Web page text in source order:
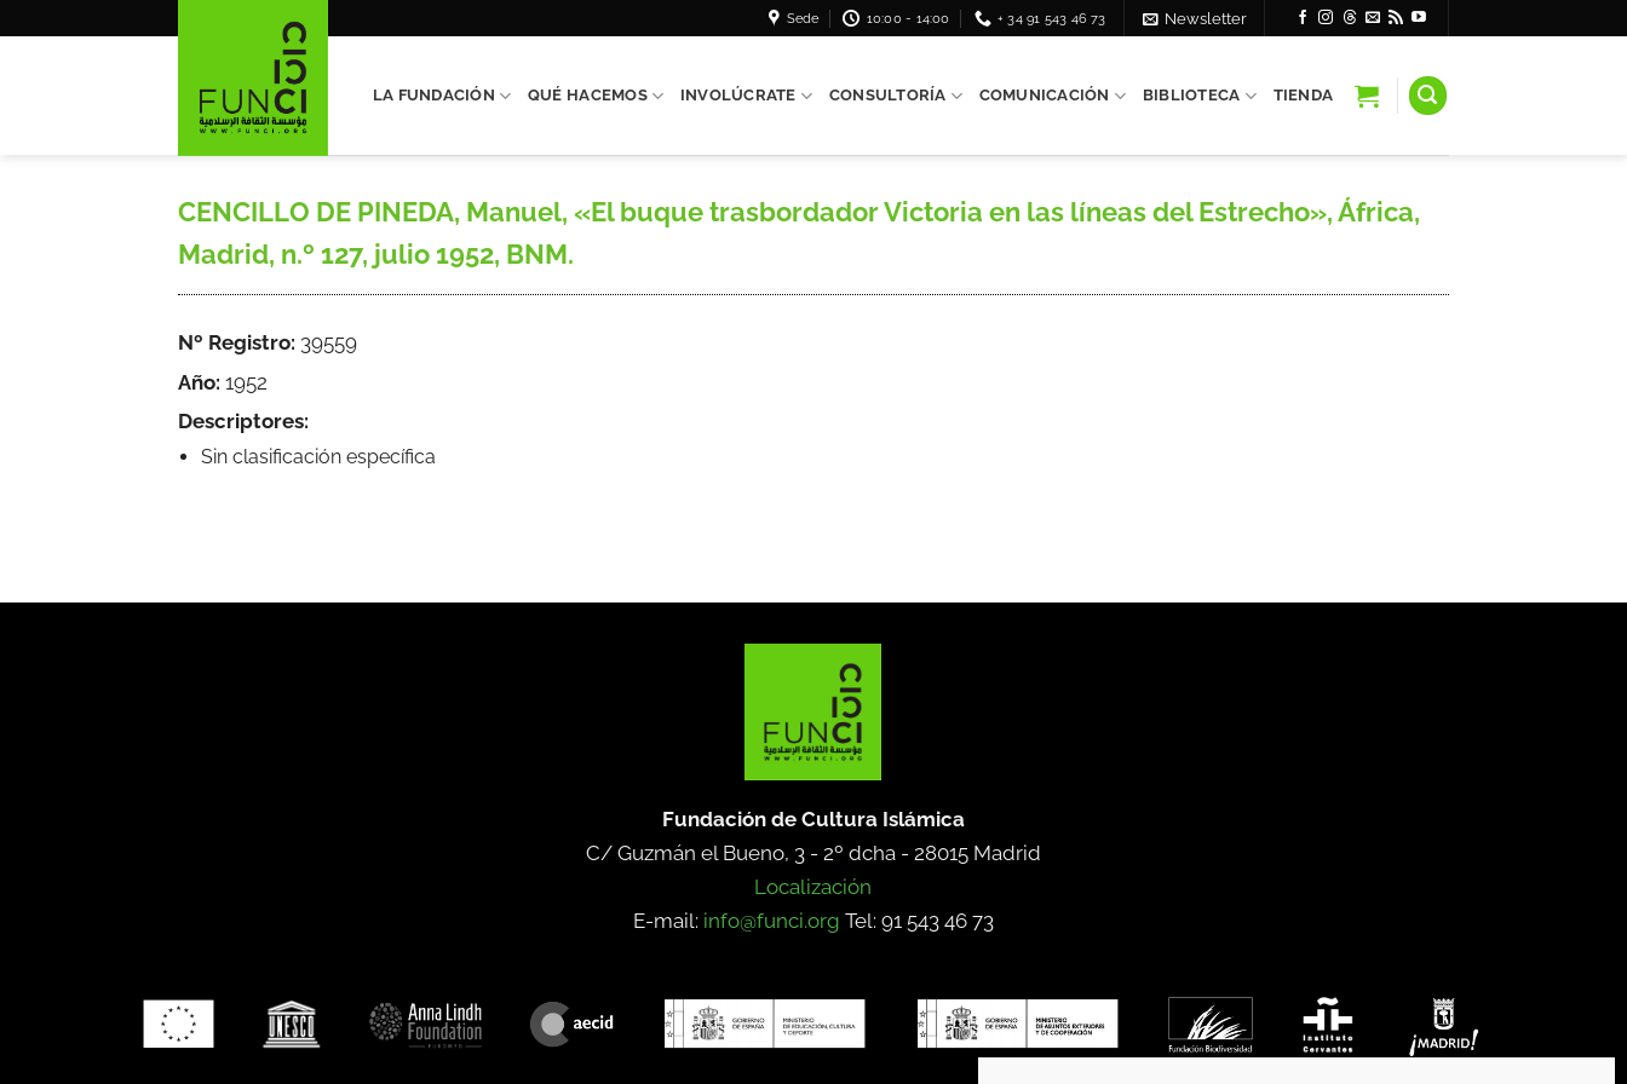
Sede 10:00 - 14:00 + 34 91 543 46 73 Newsletter
LA FUNDACIÓN QUÉ HACEMOS INVOLÚCRATE CONSULTORÍA COMUNICACIÓN BIBLIOTECA TIENDA
CENCILLO DE PINEDA, Manuel, «El buque trasbordador Victoria en las líneas del Estrecho», África,
Madrid, n.º 127, julio 1952, BNM.
Nº Registro: 39559
Año: 1952
Descriptores:
Sin clasificación específica
Fundación de Cultura Islámica
C/ Guzmán el Bueno, 3 - 2º dcha - 28015 Madrid
Localización
E-mail: info@funci.org Tel: 91 543 46 73